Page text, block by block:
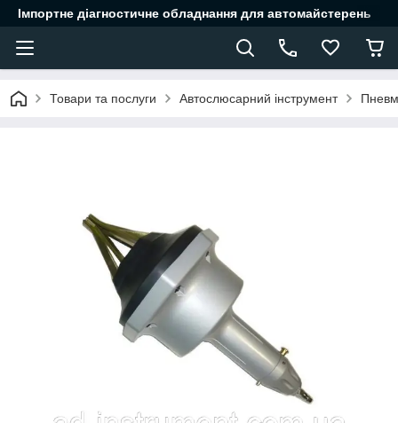
Імпортне діагностичне обладнання для автомайстерень
Товари та послуги Автослюсарний інструмент